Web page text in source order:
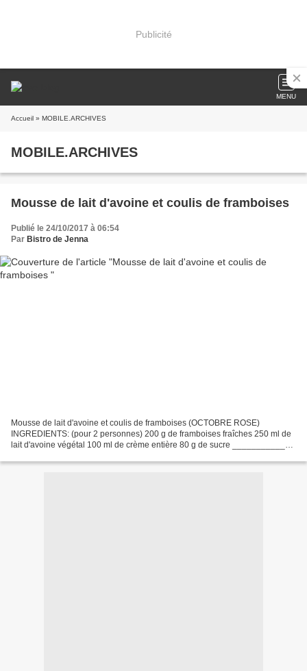
Publicité
MENU
Accueil » MOBILE.ARCHIVES
MOBILE.ARCHIVES
Mousse de lait d'avoine et coulis de framboises
Publié le 24/10/2017 à 06:54
Par Bistro de Jenna
Mousse de lait d'avoine et coulis de framboises (OCTOBRE ROSE)
INGREDIENTS: (pour 2 personnes) 200 g de framboises fraîches 250 ml de
lait d'avoine végétal 100 ml de crème entière 80 g de sucre _____________